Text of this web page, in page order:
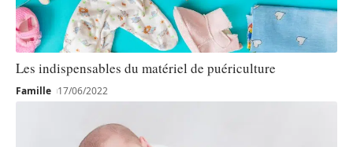
Les indispensables du matériel de puériculture
Famille 17/06/2022